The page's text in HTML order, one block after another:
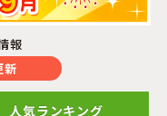
報
新
人気ランキング